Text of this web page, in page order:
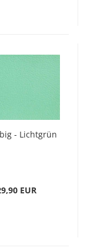
- Lichtgrün
EUR